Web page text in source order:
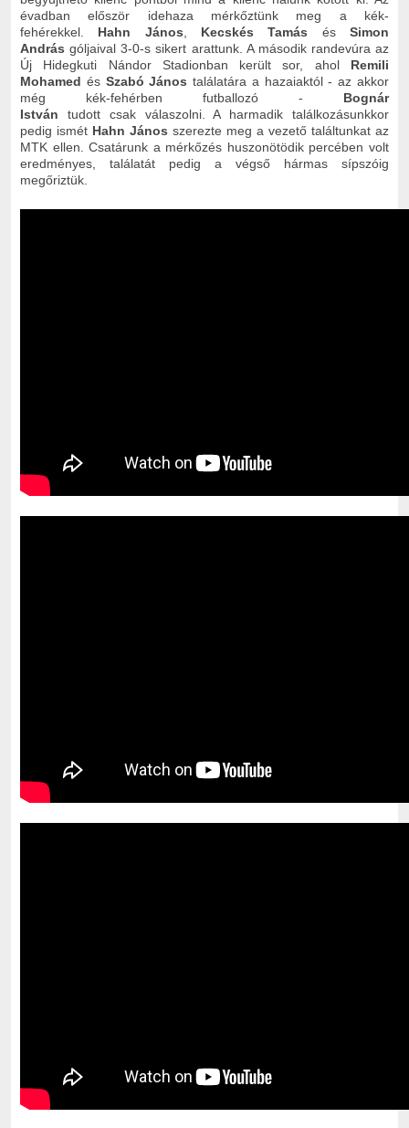
évadban először idehaza mérkőztünk meg a kék-
fehérekkel. Hahn János, Kecskés Tamás ésSimon
András góljaival 3-0-s sikert arattunk. A második randevúra az
Új Hidegkuti Nándor Stadionban került sor, ahol Remili
Mohamed és Szabó János találatára a hazaiaktól - az akkor
még kék-fehérben futballozó - Bognár
István tudott csak válaszolni. A harmadik találkozásunkkor
pedig ismét Hahn János szerezte meg a vezető találtunkat az
MTK ellen. Csatárunk a mérkőzés huszonötödik percében volt
eredményes, találatát pedig a végső hármas sípszóig
megőriztük.